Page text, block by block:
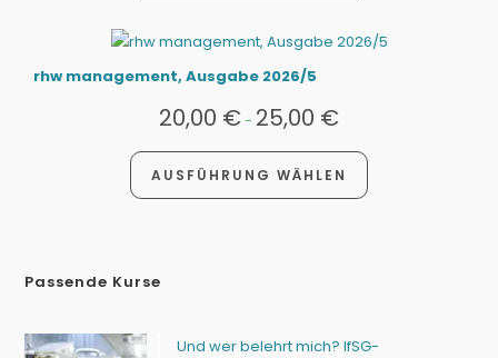
rhw management, Ausgabe 2026/5
20,00 €- 25,00 €
AUSFÜHRUNG WÄHLEN
Passende Kurse
Und wer belehrt mich? IfSG-